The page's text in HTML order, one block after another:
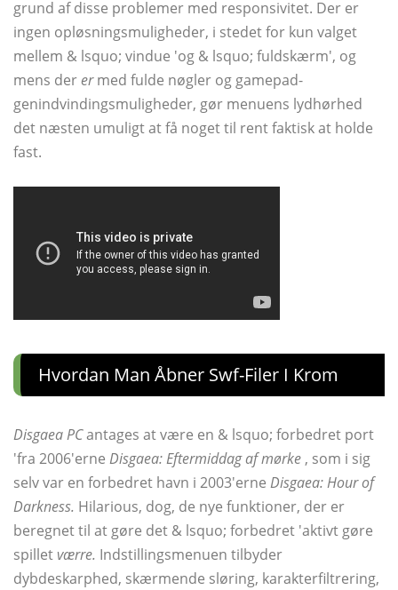
grund af disse problemer med responsivitet. Der er
ingen opløsningsmuligheder, i stedet for kun valget
mellem & lsquo; vindue 'og & lsquo; fuldskærm', og
mens derermed fulde nøgler og gamepad-
genindvindingsmuligheder, gør menuens lydhørhed
det næsten umuligt at få noget til rent faktisk at holde
fast.
Hvordan Man Åbner Swf-Filer I Krom
Disgaea PCantages at være en & lsquo; forbedret port
'fra 2006'erne Disgaea: Eftermiddag af mørke , som i sig
selv var en forbedret havn i 2003'erne Disgaea: Hour of
Darkness. Hilarious, dog, de nye funktioner, der er
beregnet til at gøre det & lsquo; forbedret 'aktivt gøre
spilletværre. Indstillingsmenuen tilbyder
dybdeskarphed, skærmende sløring, karakterfiltrering,